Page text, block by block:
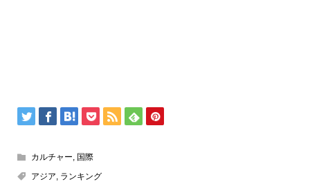
カルチャー 国際
アジア ランキング